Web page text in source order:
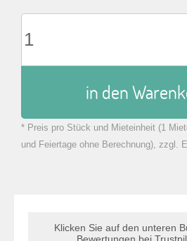
in den
zu Warenkorb
* Preis pro Stück und Mieteinheit (1
und Feiertage ohne Berechnung), zzgl.
Klicken Sie auf den unteren